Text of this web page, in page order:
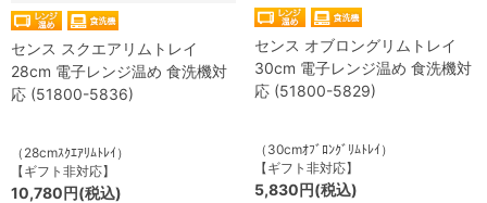
センス スクエアリムトレイ
28cm 電子レンジ温め 食洗機対
応 (51800-5836)
（28cmｽｸｴｱﾘﾑﾄﾚｲ）
【ギフト非対応】
10,780円(税込)
センス オブロングリムトレイ
30cm 電子レンジ温め 食洗機対
応 (51800-5829)
（30cmｵﾌﾞﾛﾝｸﾞﾘﾑﾄﾚｲ）
【ギフト非対応】
5,830円(税込)